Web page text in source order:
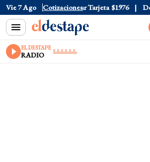
Vie 7 Ago Cotizaciones
Oficial $1520 Dólar Tarjeta $1976
EL DESTAPE
RADIO